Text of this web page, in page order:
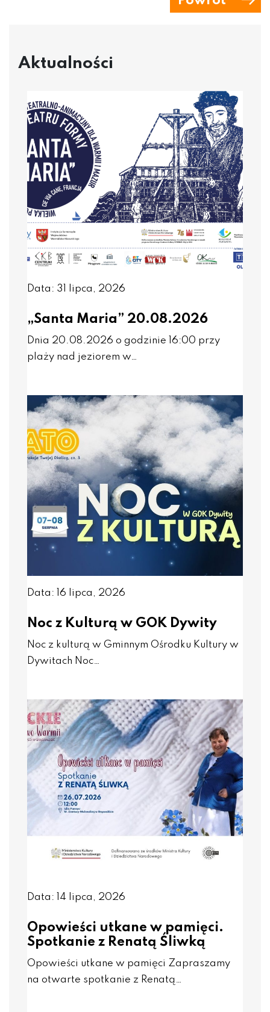
Aktualności
Data: 31 lipca, 2026
„Santa Maria” 20.08.2026
Dnia 20.08.2026 o godzinie 16:00 przy
plaży nad jeziorem w…
Data: 16 lipca, 2026
Noc z Kulturą w GOK Dywity
Noc z kulturą w Gminnym Ośrodku Kultury w
Dywitach Noc…
Data: 14 lipca, 2026
Opowieści utkane w pamięci.
Spotkanie z Renatą Śliwką
Opowieści utkane w pamięci Zapraszamy
na otwarte spotkanie z Renatą…